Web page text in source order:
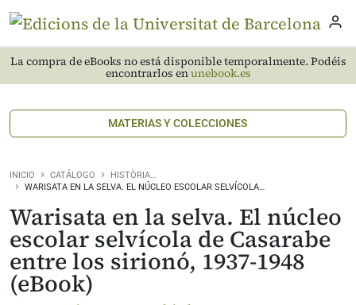
La compra de eBooks no está disponible temporalmente. Podéis
encontrarlos enunebook.es
MATERIAS Y COLECCIONES
INICIO CATÁLOGO
HISTÒRIA…
WARISATA EN LA SELVA. EL NÚCLEO ESCOLAR SELVÍCOLA…
Warisata en la selva. El núcleo
escolar selvícola de Casarabe
entre los sirionó, 1937-1948
(eBook)